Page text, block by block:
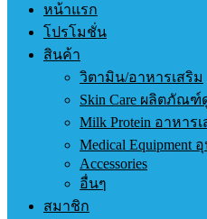
หน้าแรก
โปรโมชั่น
สินค้า
วิตามิน/อาหารเสริม
Skin Care ผลิตภัณฑ์
Milk Protein อาหา
Medical
Accessories
อื่นๆ
สมาชิก